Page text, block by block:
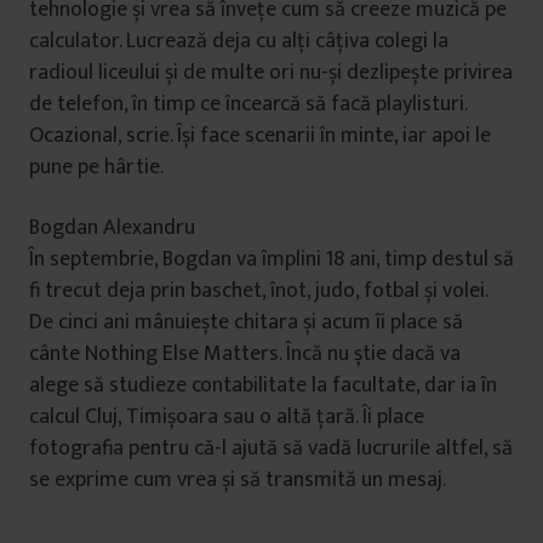
tehnologie și vrea să învețe cum să creeze muzică pe
calculator. Lucrează deja cu alți câțiva colegi la
radioul liceului și de multe ori nu-și dezlipește privirea
de telefon, în timp ce încearcă să facă playlisturi.
Ocazional, scrie. Își face scenarii în minte, iar apoi le
pune pe hârtie.
Bogdan Alexandru
În septembrie, Bogdan va împlini 18 ani, timp destul să
fi trecut deja prin baschet, înot, judo, fotbal și volei.
De cinci ani mânuiește chitara și acum îi place să
cânte Nothing Else Matters. Încă nu știe dacă va
alege să studieze contabilitate la facultate, dar ia în
calcul Cluj, Timișoara sau o altă țară. Îi place
fotografia pentru că-l ajută să vadă lucrurile altfel, să
se exprime cum vrea și să transmită un mesaj.